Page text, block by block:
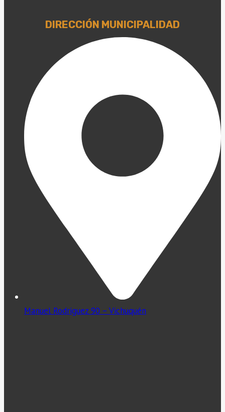
DIRECCIÓN MUNICIPALIDAD
Manuel Rodriguez 90 – Vichuquén